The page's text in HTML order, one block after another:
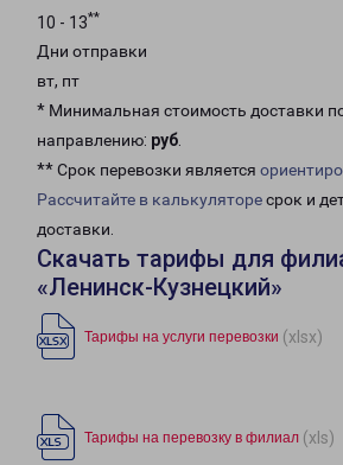
10 - 13**
Дни отправки
вт, пт
* Минимальная стоимость доставки
направлению: руб.
** Срок перевозки является
Рассчитайте в калькуляторесрок и
доставки.
Скачать тарифы для
«Ленинск-Кузнецкий»
Тарифы на услуги перевозки (xlsx)
Тарифы на перевозку в филиал (xls)